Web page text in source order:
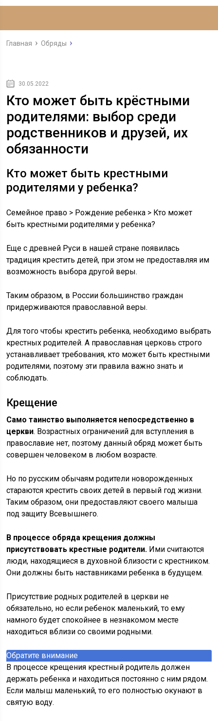
Главная Обряды
30.05.2022
Кто может быть крёстными
родителями: выбор среди
родственников и друзей, их
обязанности
Кто может быть крестными
родителями у ребенка?
Семейное право > Рождение ребенка > Кто может
быть крестными родителями у ребенка?
Еще с древней Руси в нашей стране появилась
традиция крестить детей, при этом не предоставляя им
возможность выбора другой веры.
Таким образом, в России большинство граждан
придерживаются православной веры.
Для того чтобы крестить ребенка, необходимо выбрать
крестных родителей. А православная церковь строго
устанавливает требования, кто может быть крестными
родителями, поэтому эти правила важно знать и
соблюдать.
Крещение
Само таинство выполняется непосредственно в
церкви. Возрастных ограничений для вступления в
православие нет, поэтому данный обряд может быть
совершен человеком в любом возрасте.
Но по русским обычаям родители новорожденных
стараются крестить своих детей в первый год жизни.
Таким образом, они предоставляют своего малыша
под защиту Всевышнего.
В процессе обряда крещения должны
присутствовать крестные родители. Ими считаются
люди, находящиеся в духовной близости с крестником.
Они должны быть наставниками ребенка в будущем.
Присутствие родных родителей в церкви не
обязательно, но если ребенок маленький, то ему
намного будет спокойнее в незнакомом месте
находиться вблизи со своими родными.
Обратите внимание
В процессе крещения крестный родитель должен
держать ребенка и находиться постоянно с ним рядом.
Если малыш маленький, то его полностью окунают в
святую воду.